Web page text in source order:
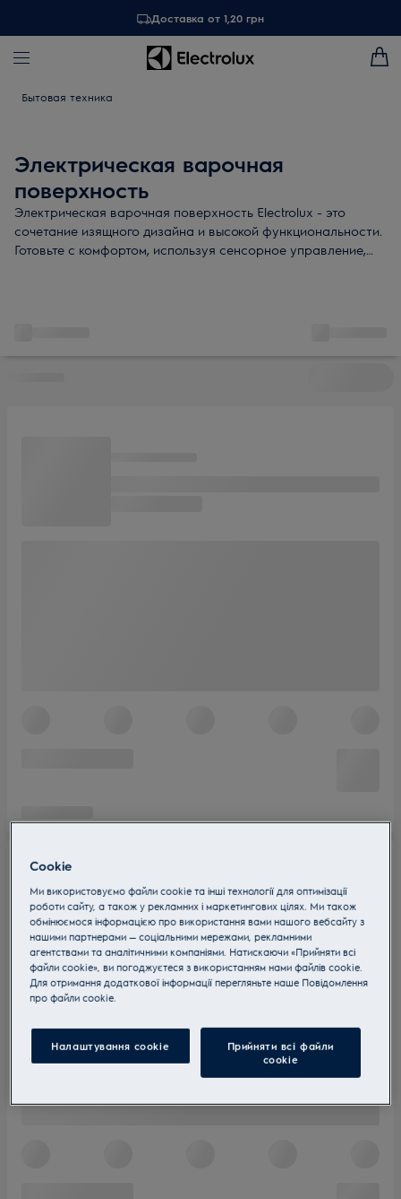
Доставка от 1,20 грн
Бытовая техника
Электрическая варочная
поверхность
Электрическая варочная поверхность Electrolux - это
сочетание изящного дизайна и высокой функциональности.
Готовьте с комфортом, используя сенсорное управление,
Cookie
Ми використовуємо файли cookie та інші технології для оптимізації
роботи сайту, а також у рекламних і маркетингових цілях. Ми також
обмінюємося інформацією про використання вами нашого вебсайту з
нашими партнерами — соціальними мережами, рекламними
агентствами та аналітичними компаніями. Натискаючи «Прийняти всі
файли cookie», ви погоджуєтеся з використанням нами файлів cookie.
Для отримання додаткової інформації перегляньте наше Пoвідомлення
прo файли cookie.
Налаштування cookie
Прийняти всі файли
сookie